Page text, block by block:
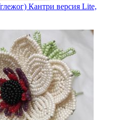
Кантри версия Lite,